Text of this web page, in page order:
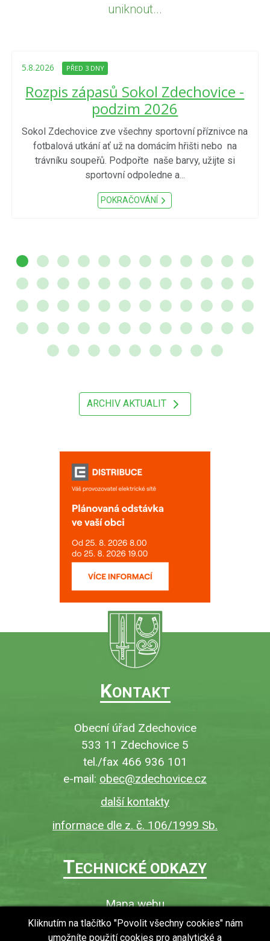
uniknout...
5.8.2026 PŘED 3 DNY
Rozpis zápasů Sokol Zdechovice -
podzim 2026
Sokol Zdechovice zve všechny sportovní příznivce na
fotbalová utkání ať už na domácím hřišti nebo na
trávníku soupeřů. Podpořte naše barvy, užijte si
sportovní odpoledne a...
POKRAČOVÁNÍ
ARCHIV AKTUALIT
KONTAKT
Obecní úřad Zdechovice
533 11 Zdechovice 5
tel./fax 466 936 101
e-mail: obec@zdechovice.cz
další kontakty
informace dle z. č. 106/1999 Sb.
TECHNICKÉ ODKAZY
Mapa webu
O webu
Kliknutím na tlačítko "Povolit všechny cookies" nám
umožníte použití cookies pro analytické a